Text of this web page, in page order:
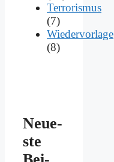
Terrorismus
(7)
Wiedervorlage
(8)
Neue­
ste